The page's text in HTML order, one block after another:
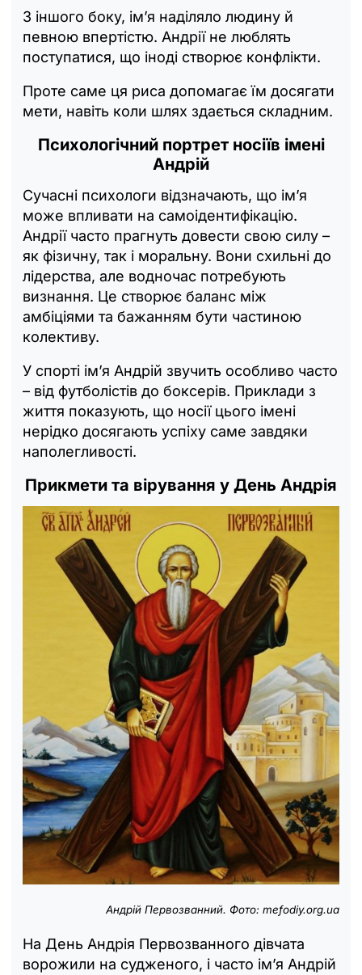
З іншого боку, ім’я наділяло людину й
певною впертістю. Андрії не люблять
поступатися, що іноді створює конфлікти.
Проте саме ця риса допомагає їм досягати
мети, навіть коли шлях здається складним.
Психологічний портрет носіїв імені
Андрій
Сучасні психологи відзначають, що ім’я
може впливати на самоідентифікацію.
Андрії часто прагнуть довести свою силу –
як фізичну, так і моральну. Вони схильні до
лідерства, але водночас потребують
визнання. Це створює баланс між
амбіціями та бажанням бути частиною
колективу.
У спорті ім’я Андрій звучить особливо часто
– від футболістів до боксерів. Приклади з
життя показують, що носії цього імені
нерідко досягають успіху саме завдяки
наполегливості.
Прикмети та вірування у День Андрія
Андрій Первозванний. Фото: mefodiy.org.ua
На День Андрія Первозванного дівчата
ворожили на судженого, і часто ім’я Андрій